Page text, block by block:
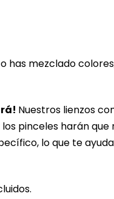
has mezclado
Nuestros lienzos
pinceles harán
lo que te